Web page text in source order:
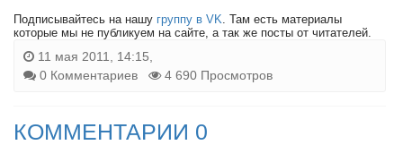
Подписывайтесь на нашу группу в VK . Там есть материалы
которые мы не публикуем на сайте, а так же посты от читателей.
11 мая 2011, 14:15,
0 Комментариев
4 690 Просмотров
КОММЕНТАРИИ 0